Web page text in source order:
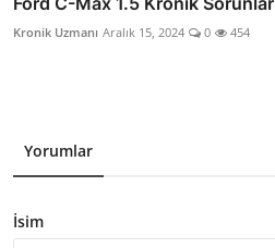
Kronik Uzmanı Aralık 15, 2024 0 454
Yorumlar
İsim